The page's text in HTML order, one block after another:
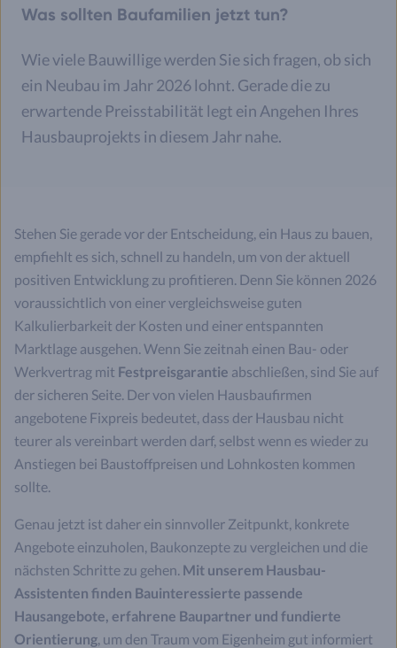
Was sollten Baufamilien jetzt tun?
Wie viele Bauwillige werden Sie sich fragen, ob sich
ein Neubau im Jahr 2026 lohnt. Gerade die zu
erwartende Preisstabilität legt ein Angehen Ihres
Hausbauprojekts in diesem Jahr nahe.
Stehen Sie gerade vor der Entscheidung, ein Haus zu bauen,
empfiehlt es sich, schnell zu handeln, um von der aktuell
positiven Entwicklung zu profitieren. Denn Sie können 2026
voraussichtlich von einer vergleichsweise guten
Kalkulierbarkeit der Kosten und einer entspannten
Marktlage ausgehen. Wenn Sie zeitnah einen Bau- oder
Werkvertrag mit Festpreisgarantie abschließen, sind Sie auf
der sicheren Seite. Der von vielen Hausbaufirmen
angebotene Fixpreis bedeutet, dass der Hausbau nicht
teurer als vereinbart werden darf, selbst wenn es wieder zu
Anstiegen bei Baustoffpreisen und Lohnkosten kommen
sollte.
Genau jetzt ist daher ein sinnvoller Zeitpunkt, konkrete
Angebote einzuholen, Baukonzepte zu vergleichen und die
nächsten Schritte zu gehen. Mit unserem Hausbau-
Assistenten finden Bauinteressierte passende
Hausangebote, erfahrene Baupartner und fundierte
Orientierung, um den Traum vom Eigenheim gut informiert